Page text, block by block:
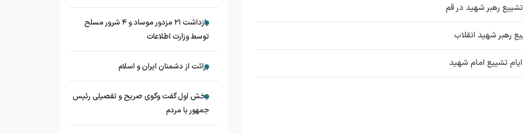
رهبر شهید در قم
رهبر شهید انقلاب
تشییع امام شهید
بازداشت ۲۱ مزدور موساد و ۴ شرور مسلح
توسط وزارت اطلاعات
برائت از دشمنان ایران و اسلام
بخش اول گفت وگوی صریح و تفصیلی رئیس
جمهور با مردم